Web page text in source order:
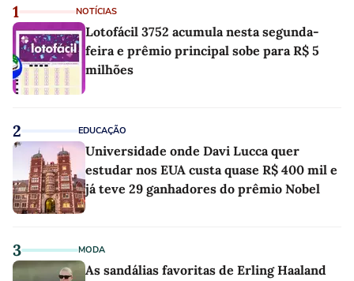
1 NOTÍCIAS
Lotofácil 3752 acumula nesta segunda-
feira e prêmio principal sobe para R$ 5
milhões
2 EDUCAÇÃO
Universidade onde Davi Lucca quer
estudar nos EUA custa quase R$ 400 mil e
já teve 29 ganhadores do prêmio Nobel
3 MODA
As sandálias favoritas de Erling Haaland